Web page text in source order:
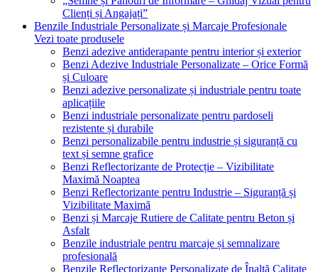
Clienți și Angajați”
Benzile Industriale Personalizate și Marcaje Profesionale
Vezi toate produsele
Benzi adezive antiderapante pentru interior și exterior
Benzi Adezive Industriale Personalizate – Orice Formă
și Culoare
Benzi adezive personalizate și industriale pentru toate
aplicațiile
Benzi industriale personalizate pentru pardoseli
rezistente și durabile
Benzi personalizabile pentru industrie și siguranță cu
text și semne grafice
Benzi Reflectorizante de Protecție – Vizibilitate
Maximă Noaptea
Benzi Reflectorizante pentru Industrie – Siguranță și
Vizibilitate Maximă
Benzi și Marcaje Rutiere de Calitate pentru Beton și
Asfalt
Benzile industriale pentru marcaje și semnalizare
profesională
Benzile Reflectorizante Personalizate de Înaltă Calitate